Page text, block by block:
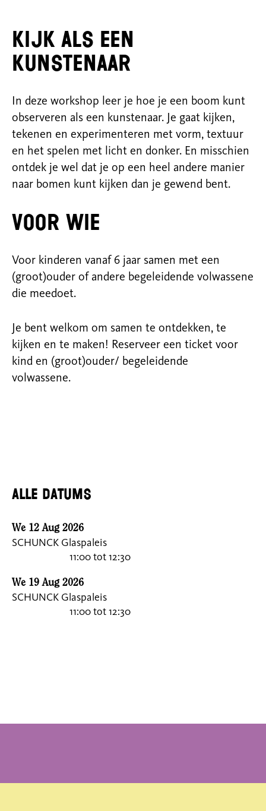
Kijk als een
kunstenaar
In deze workshop leer je hoe je een boom kunt
observeren als een kunstenaar. Je gaat kijken,
tekenen en experimenteren met vorm, textuur
en het spelen met licht en donker. En misschien
ontdek je wel dat je op een heel andere manier
naar bomen kunt kijken dan je gewend bent.
Voor wie
Voor kinderen vanaf 6 jaar samen met een
(groot)ouder of andere begeleidende volwassene
die meedoet.
Je bent welkom om samen te ontdekken, te
kijken en te maken! Reserveer een ticket voor
kind en (groot)ouder/ begeleidende
volwassene.
Alle datums
We 12 Aug 2026
SCHUNCK Glaspaleis
11:00 tot 12:30
We 19 Aug 2026
SCHUNCK Glaspaleis
11:00 tot 12:30